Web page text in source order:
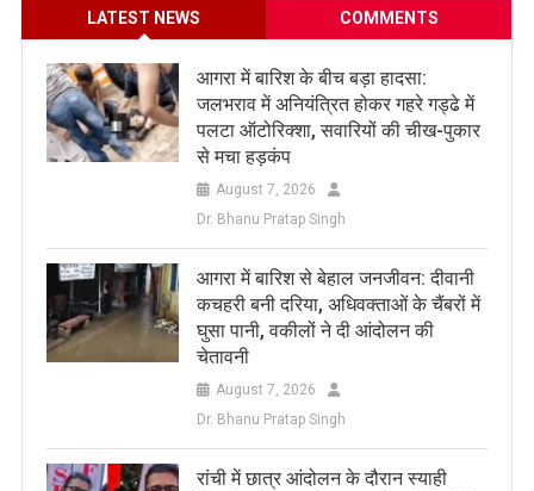
LATEST NEWS COMMENTS
आगरा में बारिश के बीच बड़ा हादसा:
जलभराव में अनियंत्रित होकर गहरे गड्ढे में
पलटा ऑटोरिक्शा, सवारियों की चीख-पुकार
से मचा हड़कंप
August 7, 2026
Dr. Bhanu Pratap Singh
आगरा में बारिश से बेहाल जनजीवन: दीवानी
कचहरी बनी दरिया, अधिवक्ताओं के चैंबरों में
घुसा पानी, वकीलों ने दी आंदोलन की
चेतावनी
August 7, 2026
Dr. Bhanu Pratap Singh
रांची में छात्र आंदोलन के दौरान स्याही